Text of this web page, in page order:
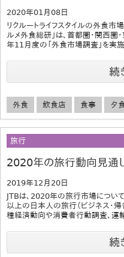
2020年01月08日
リクルートライフスタイルの外食市
ルメ外食総研」は、首都圏・関西
年11月度の「外食市場調査」を実
続
外食 飲食店 食事 夕
旅行
2020年の旅行動向見通
2019年12月20日
JTBは、2020年の旅行市場について
以上の日本人の旅行（ビジネス･帰
種経済動向や消費者行動調査、運
続